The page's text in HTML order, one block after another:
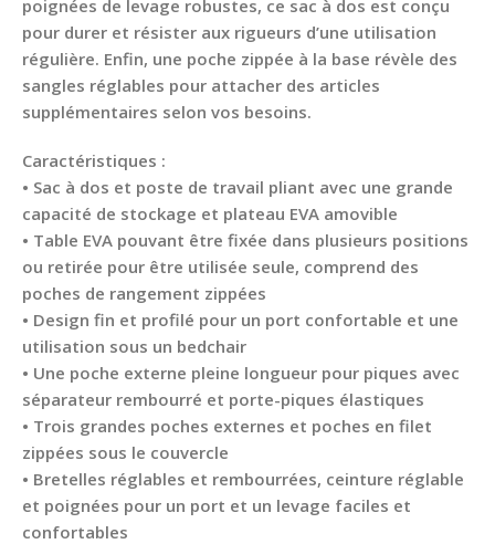
poignées de levage robustes, ce sac à dos est conçu
pour durer et résister aux rigueurs d’une utilisation
régulière. Enfin, une poche zippée à la base révèle des
sangles réglables pour attacher des articles
supplémentaires selon vos besoins.
Caractéristiques :
• Sac à dos et poste de travail pliant avec une grande
capacité de stockage et plateau EVA amovible
• Table EVA pouvant être fixée dans plusieurs positions
ou retirée pour être utilisée seule, comprend des
poches de rangement zippées
• Design fin et profilé pour un port confortable et une
utilisation sous un bedchair
• Une poche externe pleine longueur pour piques avec
séparateur rembourré et porte-piques élastiques
• Trois grandes poches externes et poches en filet
zippées sous le couvercle
• Bretelles réglables et rembourrées, ceinture réglable
et poignées pour un port et un levage faciles et
confortables